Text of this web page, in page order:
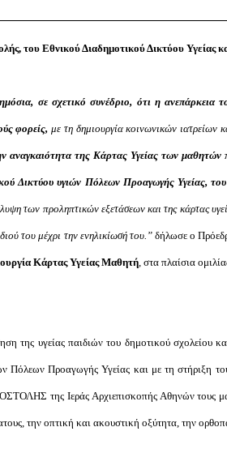
του Εθνικού Διαδημοτικού Δικτύου Υγείας
σε σχετικό συνέδριο, ότι η ανεπάρκεια
φορείς, με τη δημιουργία κοινωνικών ιατρείων
αναγκαιότητα της Κάρτας Υγείας των μαθητών
Δικτύου υγιών Πόλεων Προαγωγής Υγείας,
των προληπτικών εξετάσεων και της κάρτας
του μέχρι την ενηλικίωσή του.”δήλωσε ο
Κάρτας Υγείας Μαθητή , στα πλαίσια
υγείας παιδιών του δημοτικού σχολείου
Προαγωγής Υγείας και με τη στήριξη του
της Ιεράς Αρχιεπισκοπής Αθηνών τους
την οπτική και ακουστική οξύτητα, την